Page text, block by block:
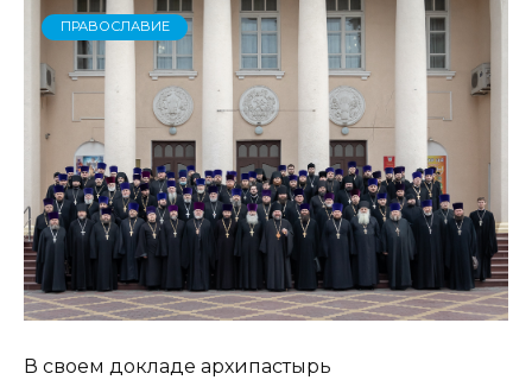
ПРАВОСЛАВИЕ
В своем докладе архипастырь